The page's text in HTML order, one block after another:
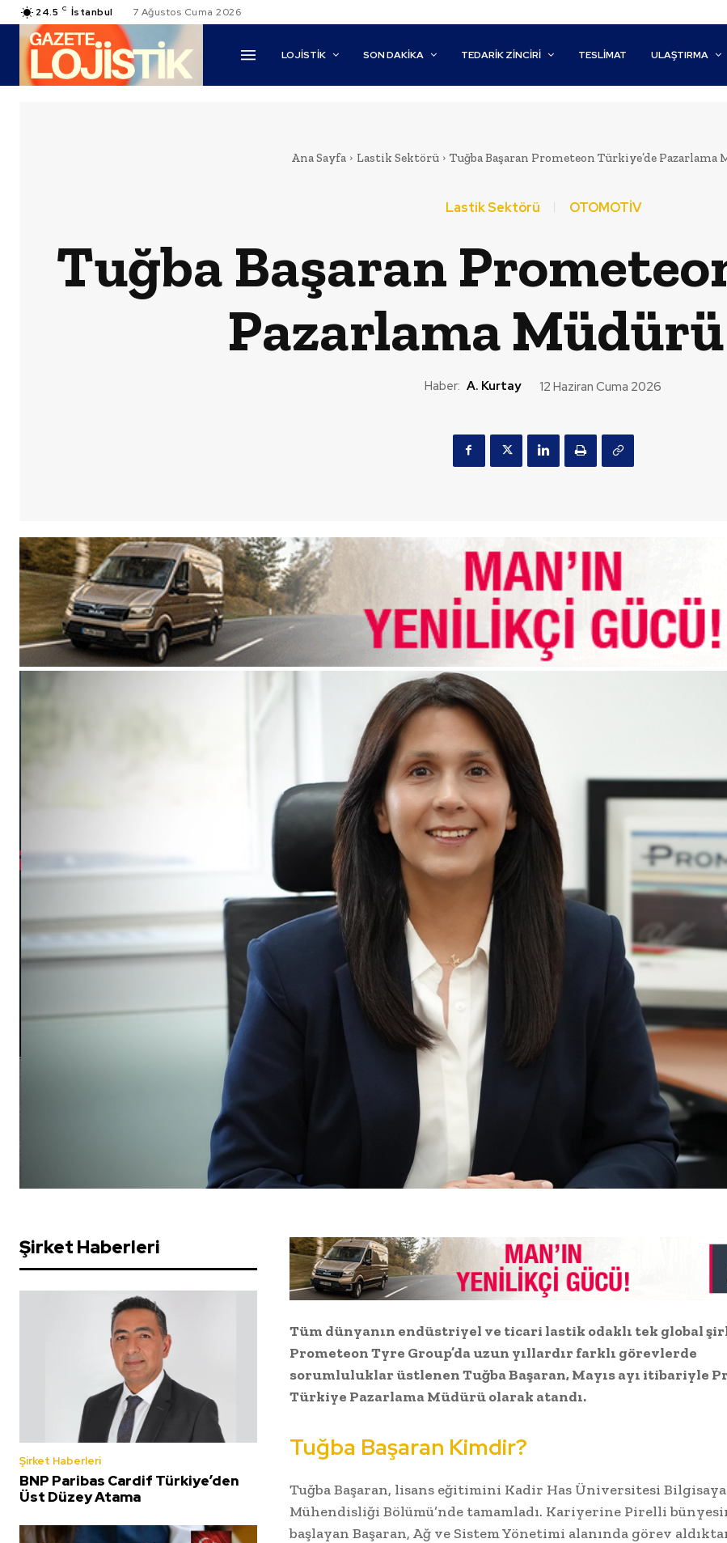
24.5 C İstanbul 7 Ağustos Cuma 2026
LOJİSTİK SON DAKİKA TEDARIK ZINCIRI TESLIMAT ULAŞTIRMA
Ana Sayfa Lastik Sektörü Tuğba Başaran Prometeon Türkiye’de Pazarlama
Lastik Sektörü OTOMOTİV
Tuğba Başaran
Pazarlama
Haber: A. Kurtay 12 Haziran Cuma 2026
Şirket Haberleri
Şirket Haberleri
BNP Paribas Cardif Türkiye’den
Üst Düzey Atama
Tüm dünyanın endüstriyel ve ticari lastik odaklı tek global
Prometeon Tyre Group’da uzun yıllardır farklı görevlerde
sorumluluklar üstlenen Tuğba Başaran, Mayıs ayı itibariyle
Türkiye Pazarlama Müdürü olarak atandı.
Tuğba Başaran Kimdir?
Tuğba Başaran, lisans eğitimini Kadir Has Üniversitesi
Mühendisliği Bölümü’nde tamamladı. Kariyerine Pirelli
başlayan Başaran, Ağ ve Sistem Yönetimi alanında görev